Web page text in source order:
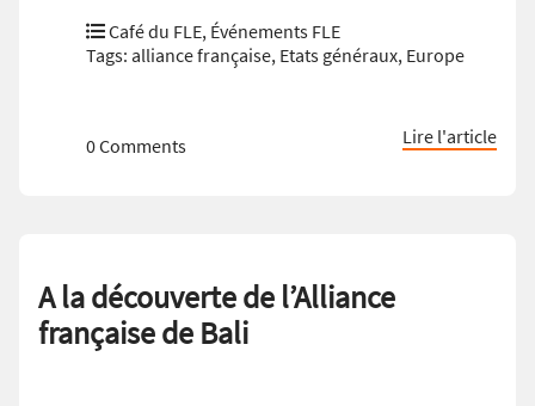
Café du FLE, Événements FLE
Tags: alliance française, Etats généraux, Europe
0 Comments Lire l'article
A la découverte de l’Alliance
française de Bali